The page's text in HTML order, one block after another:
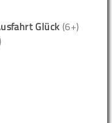
Glück (6+)